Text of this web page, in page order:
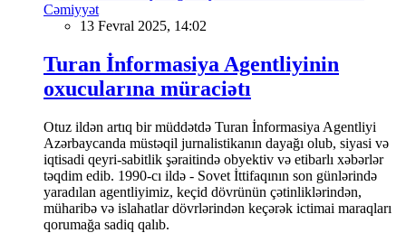
Cəmiyyət
13 Fevral 2025, 14:02
Turan İnformasiya Agentliyinin
oxucularına müraciətı
Otuz ildən artıq bir müddətdə Turan İnformasiya Agentliyi
Azərbaycanda müstəqil jurnalistikanın dayağı olub, siyasi və
iqtisadi qeyri-sabitlik şəraitində obyektiv və etibarlı xəbərlər
təqdim edib. 1990-cı ildə - Sovet İttifaqının son günlərində
yaradılan agentliyimiz, keçid dövrünün çətinliklərindən,
müharibə və islahatlar dövrlərindən keçərək ictimai maraqları
qorumağa sadiq qalıb.